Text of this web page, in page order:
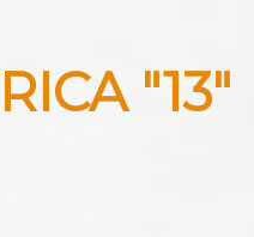
"13"